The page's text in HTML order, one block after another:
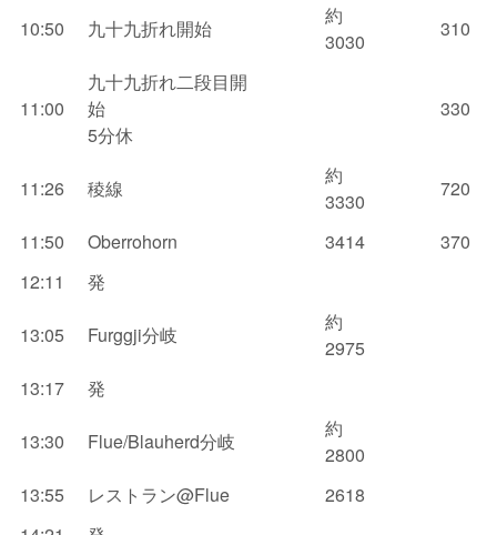
10:50 九十九折れ開始
約
3030
310
11:00
九十九折れ二段目開
始
5分休
330
11:26 稜線
約
3330
720
11:50 Oberrohorn 3414
370
12:11
発
13:05 Furggji分岐
約
2975
13:17
発
13:30 Flue/Blauherd分岐
約
2800
13:55
レストラン@Flue
2618